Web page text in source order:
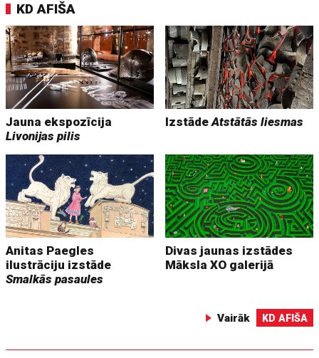
KD AFIŠA
Jauna ekspozīcija
Livonijas pilis
IzstādeAtstātās liesmas
Anitas Paegles
ilustrāciju izstāde
Smalkās pasaules
Divas jaunas izstādes
Māksla XO galerijā
Vairāk KD AFIŠA